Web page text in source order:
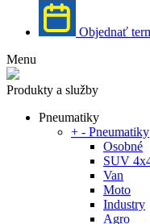
Objednať
Menu
Produkty a služby
Pneumatiky
+ - Pneumatiky
Osobné
SUV
Van
Moto
Industry
Agro